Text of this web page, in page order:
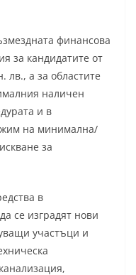
финансова
за кандидатите от
лв., а за областите
наличен
и в
на минимална/
за
в
се изградят нови
участъци и